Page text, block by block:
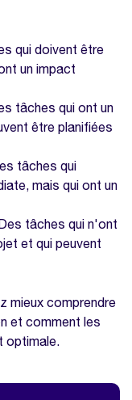
ni urgentes
mais
?
urgentes et
?
dans la
gestion de
dans la
?
Eisenhower
qui doivent être
un impact
tâches qui ont un
être planifiées
tâches qui
mais qui ont un
Des tâches qui n'ont
et qui peuvent
mieux comprendre
et comment les
optimale.